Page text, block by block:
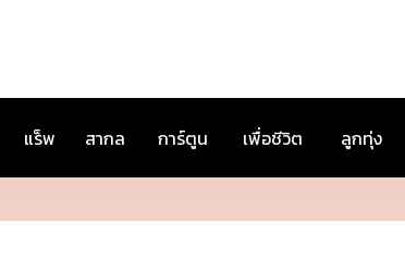
แร็พ สากล การ์ตูน เพื่อชีวิต ลูกทุ่ง